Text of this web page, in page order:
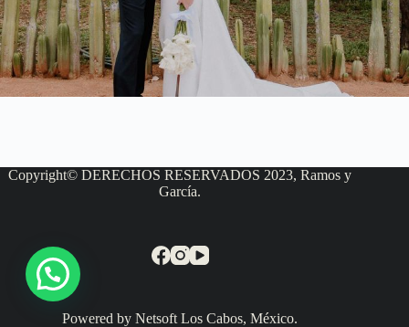
Copyright© DERECHOS RESERVADOS 2023, Ramos y
García.
Powered by Netsoft Los Cabos, México.